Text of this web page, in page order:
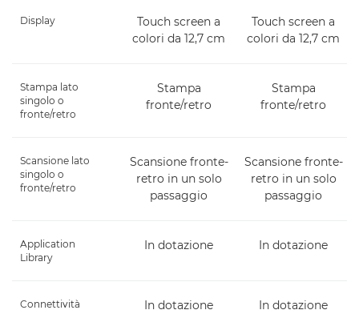
Display
Touch screen a
colori da 12,7 cm
Touch screen a
colori da 12,7 cm
Stampa lato
singolo o
fronte/retro
Stampa
fronte/retro
Stampa
fronte/retro
Scansione lato
singolo o
fronte/retro
Scansione fronte-
retro in un solo
passaggio
Scansione fronte-
retro in un solo
passaggio
Application
Library
In dotazione In dotazione
Connettività
In dotazione In dotazione